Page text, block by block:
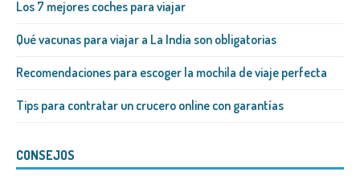
Los 7 mejores coches para viajar
Qué vacunas para viajar a La India son obligatorias
Recomendaciones para escoger la mochila de viaje perfecta
Tips para contratar un crucero online con garantías
CONSEJOS